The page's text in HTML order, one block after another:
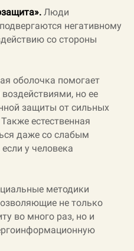
Люди
негативному
со стороны
оболочка помогает
но ее
защиты от сильных
естественная
даже со слабым
у человека
методики
не только
во много раз, но и